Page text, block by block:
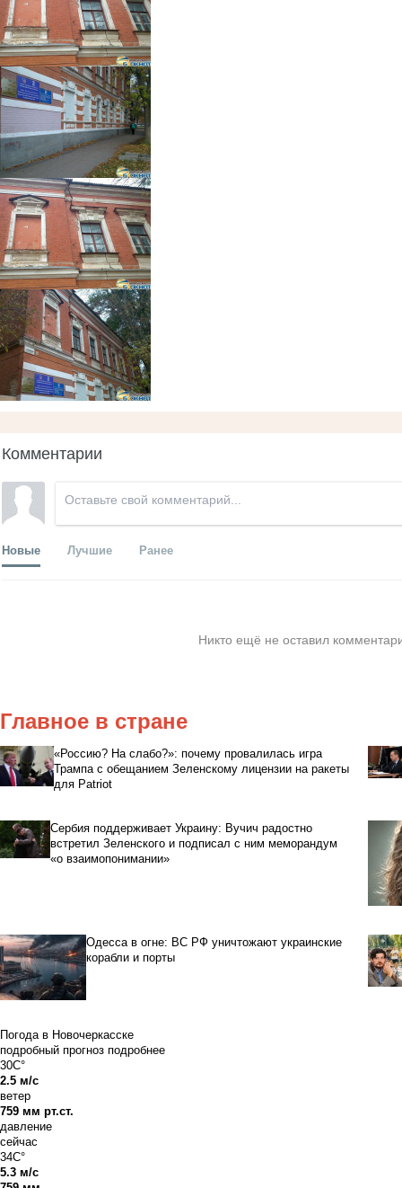
Комментарии
Новые Лучшие Ранее
Никто ещё не оставил
Главное в стране
«Россию? На слабо?»: почему провалилась игра
Трампа с обещанием Зеленскому лицензии на ракеты
для Patriot
Сербия поддерживает Украину: Вучич радостно
встретил Зеленского и подписал с ним меморандум
«о взаимопонимании»
Одесса в огне: ВС РФ уничтожают украинские
корабли и порты
Погода в Новочеркасске
подробный прогноз подробнее
30C°
2.5 м/с
ветер
759 мм рт.ст.
давление
сейчас
34C°
5.3 м/с